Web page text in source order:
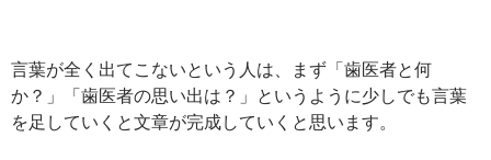
言葉が全く出てこないという人は、まず「歯医者と何
か？」「歯医者の思い出は？」というように少しでも言葉
を足していくと文章が完成していくと思います。